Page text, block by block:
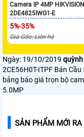
Camera IP 4MP
2DE4825IWG1-E
5%-35%
Giá Gốc: Liên hệ
Ngày: 19/10/2019
2CE56H0T-ITPF Bán
bảng báo giá trọn bộ
5.0MP
SẢN PHẨM MỚI RA